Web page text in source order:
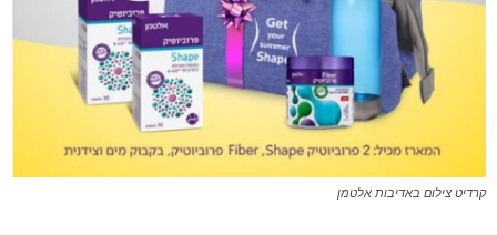
קרדיט צילום באדיבות אלטמן